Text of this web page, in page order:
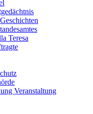
Teresa
Veranstaltung